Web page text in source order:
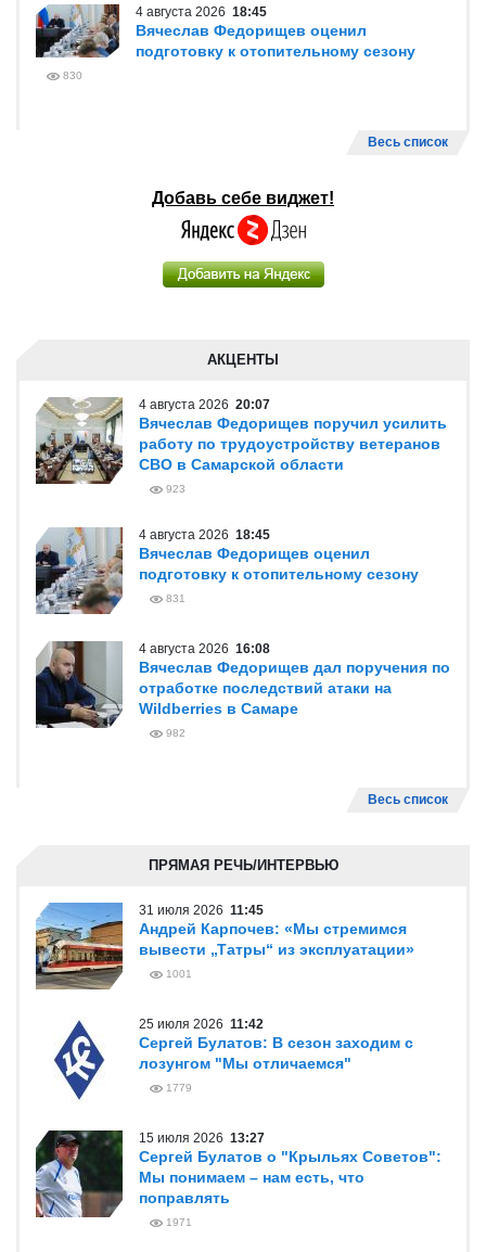
4 августа 2026 18:45
Вячеслав Федорищев оценил
подготовку к отопительному сезону
830
Весь список
Добавь себе виджет!
АКЦЕНТЫ
4 августа 2026 20:07
Вячеслав Федорищев поручил усилить
работу по трудоустройству ветеранов
СВО в Самарской области
923
4 августа 2026 18:45
Вячеслав Федорищев оценил
подготовку к отопительному сезону
831
4 августа 2026 16:08
Вячеслав Федорищев дал поручения по
отработке последствий атаки на
Wildberries в Самаре
982
Весь список
ПРЯМАЯ РЕЧЬ/ИНТЕРВЬЮ
31 июля 2026 11:45
Андрей Карпочев: «Мы стремимся
вывести „Татры“ из эксплуатации»
1001
25 июля 2026 11:42
Сергей Булатов: В сезон заходим с
лозунгом "Мы отличаемся"
1779
15 июля 2026 13:27
Сергей Булатов о "Крыльях Советов":
Мы понимаем – нам есть, что
поправлять
1971